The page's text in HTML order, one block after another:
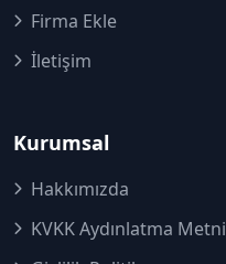
Firma Ekle
İletişim
Kurumsal
Hakkımızda
KVKK Aydınlatma Metni